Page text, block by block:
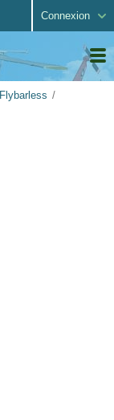
Connexion
Flybarless